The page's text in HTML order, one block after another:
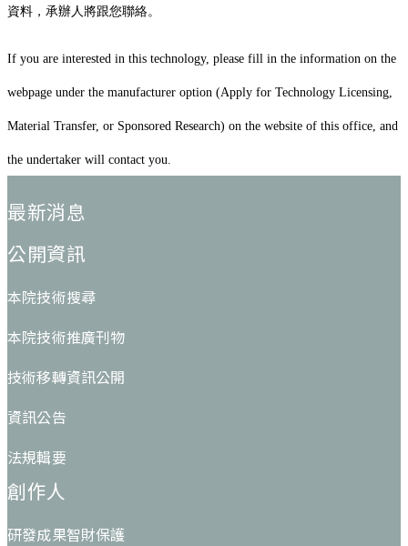
資料，承辦人將跟您聯絡。
If you are interested in this technology, please fill in the information on the
webpage under the manufacturer option (Apply for Technology Licensing,
Material Transfer, or Sponsored Research) on the website of this office, and
the undertaker will contact you.
最新消息
公開資訊
本院技術搜尋
本院技術推廣刊物
技術移轉資訊公開
資訊公告
法規輯要
創作人
研發成果智財保護